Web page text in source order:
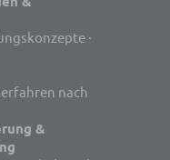
·
nach
&